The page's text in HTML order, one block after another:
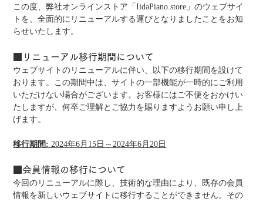
この度、弊社オンラインストア「IidaPiano.store」のウェブサイ
トを、全面的にリニューアルする運びとなりましたことをお知
らせいたします。
■リニューアル移行期間について
ウェブサイトのリニューアルに伴い、以下の移行期間を設けて
おります。この期間中は、サイトの一部機能が一時的にご利用
いただけない場合がございます。お客様にはご不便をおかけい
たしますが、何卒ご理解とご協力を賜りますようお願い申し上
げます。
移行期間: 2024年6月15日～2024年6月20日
■会員情報の移行について
今回のリニューアルに際し、技術的な理由により、既存の会員
情報を新しいウェブサイトに移行することができません。その